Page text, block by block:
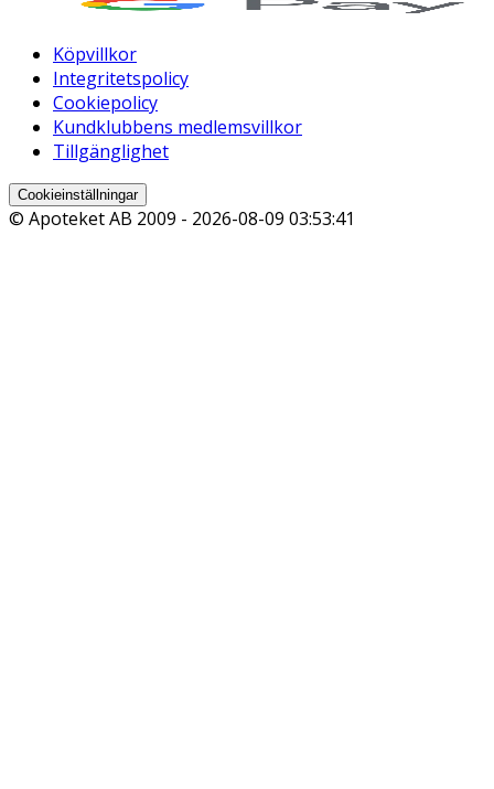
Köpvillkor
Integritetspolicy
Cookiepolicy
Kundklubbens medlemsvillkor
Tillgänglighet
Cookieinställningar
© Apoteket AB 2009 - 2026-08-09 03:53:41